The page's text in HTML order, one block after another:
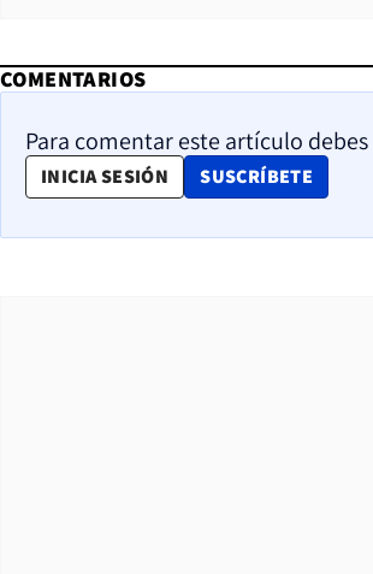
COMENTARIOS
Para comentar este artículo
INICIA SESIÓN SUSCRÍBETE
OPENS IN NEW